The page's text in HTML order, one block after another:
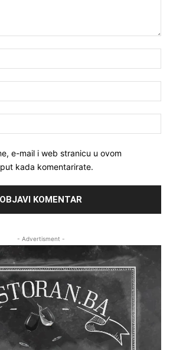
e-mail i web stranicu u ovom
kada komentarirate.
- Advertisment -